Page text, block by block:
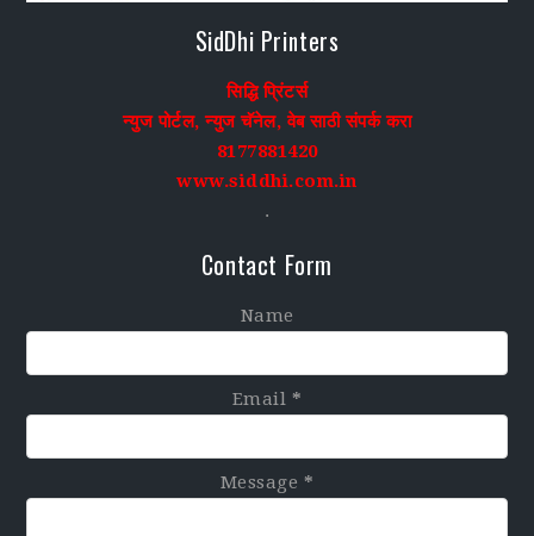
SidDhi Printers
सिद्धि प्रिंटर्स
न्युज पोर्टल, न्युज चॅनेल, वेब साठी संपर्क करा
8177881420
www.siddhi.com.in
.
Contact Form
Name
Email *
Message *